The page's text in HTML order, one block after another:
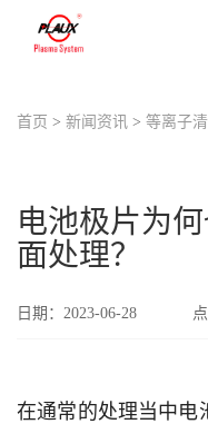
等离子清洗机应用
等离子表面处理视频
新闻资讯
首页 > 新闻资讯 > 等离子
电池极片为
面处理？
日期：2023-06-28
在通常的处理当中电